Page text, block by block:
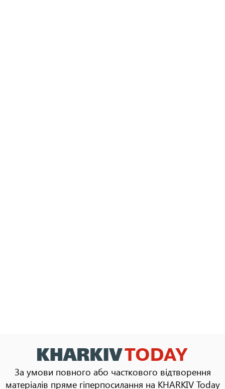
За умови повного або часткового відтворення
матеріалів пряме гіперпосилання на KHARKIV Today